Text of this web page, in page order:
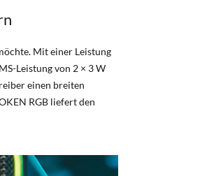
Mit einer Leistung
Leistung von 2 × 3 W
einen breiten
RGB liefert den